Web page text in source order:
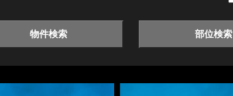
物件検索 部位検索